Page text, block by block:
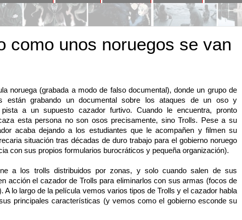
como unos noruegos se van
noruega (grabada a modo de falso documental), donde un grupo de
están grabando un documental sobre los ataques de un oso y
a un supuesto cazador furtivo. Cuando le encuentra, pronto
esta persona no son osos precisamente, sino Trolls. Pese a su
acaba dejando a los estudiantes que le acompañen y filmen su
situación tras décadas de duro trabajo para el gobierno noruego
con sus propios formularios burocráticos y pequeña organización).
a los trolls distribuidos por zonas, y solo cuando salen de sus
acción el cazador de Trolls para eliminarlos con sus armas (focos de
A lo largo de la película vemos varios tipos de Trolls y el cazador habla
principales características (y vemos como el gobierno esconde su